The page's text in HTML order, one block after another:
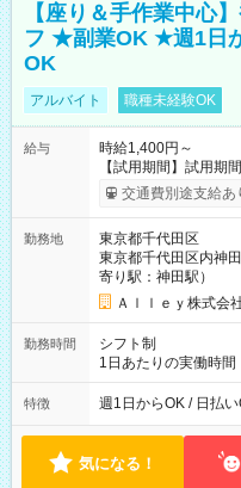
【座り＆手作業中心
フ ★副業OK ★週1日
OK
アルバイト 職種未経験OK
給与
時給1,400円～
【試用期間】試用期
給与は本採用時と同じ
交通費別途支給あ
勤務地
東京都千代田区
東京都千代田区内神
寄り駅：神田駅）
Ａｌｌｅｙ株式会
勤務時間
シフト制
1日あたりの実働時
実働時間：1-5時間 └
能！ └平日・土曜日
18:00 などのよ
特徴 週1日からOK / 日払
気になる！